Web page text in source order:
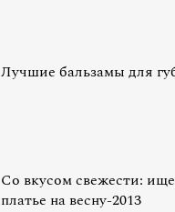
Лучшие бальзамы для
Со вкусом свежести:
платье на весну-2013